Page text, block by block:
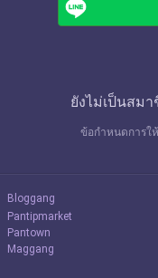
ยังไม่เป็นสมา
ข้อกำหนดการใ
Bloggang
Pantipmarket
Pantown
Maggang